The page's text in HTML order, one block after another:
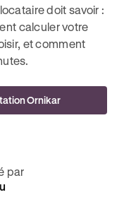
doit savoir :
calculer votre
et comment
Ornikar
par